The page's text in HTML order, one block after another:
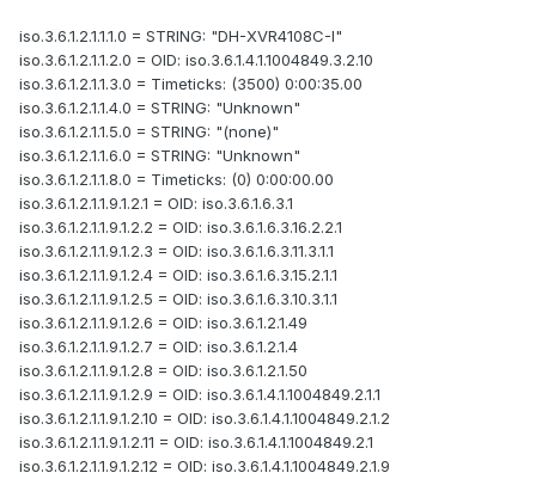
iso.3.6.1.2.1.1.1.0 = STRING: "DH-XVR4108C-I"
iso.3.6.1.2.1.1.2.0 = OID: iso.3.6.1.4.1.1004849.3.2.10
iso.3.6.1.2.1.1.3.0 = Timeticks: (3500) 0:00:35.00
iso.3.6.1.2.1.1.4.0 = STRING: "Unknown"
iso.3.6.1.2.1.1.5.0 = STRING: "(none)"
iso.3.6.1.2.1.1.6.0 = STRING: "Unknown"
iso.3.6.1.2.1.1.8.0 = Timeticks: (0) 0:00:00.00
iso.3.6.1.2.1.1.9.1.2.1 = OID: iso.3.6.1.6.3.1
iso.3.6.1.2.1.1.9.1.2.2 = OID: iso.3.6.1.6.3.16.2.2.1
iso.3.6.1.2.1.1.9.1.2.3 = OID: iso.3.6.1.6.3.11.3.1.1
iso.3.6.1.2.1.1.9.1.2.4 = OID: iso.3.6.1.6.3.15.2.1.1
iso.3.6.1.2.1.1.9.1.2.5 = OID: iso.3.6.1.6.3.10.3.1.1
iso.3.6.1.2.1.1.9.1.2.6 = OID: iso.3.6.1.2.1.49
iso.3.6.1.2.1.1.9.1.2.7 = OID: iso.3.6.1.2.1.4
iso.3.6.1.2.1.1.9.1.2.8 = OID: iso.3.6.1.2.1.50
iso.3.6.1.2.1.1.9.1.2.9 = OID: iso.3.6.1.4.1.1004849.2.1.1
iso.3.6.1.2.1.1.9.1.2.10 = OID: iso.3.6.1.4.1.1004849.2.1.2
iso.3.6.1.2.1.1.9.1.2.11 = OID: iso.3.6.1.4.1.1004849.2.1
iso.3.6.1.2.1.1.9.1.2.12 = OID: iso.3.6.1.4.1.1004849.2.1.9